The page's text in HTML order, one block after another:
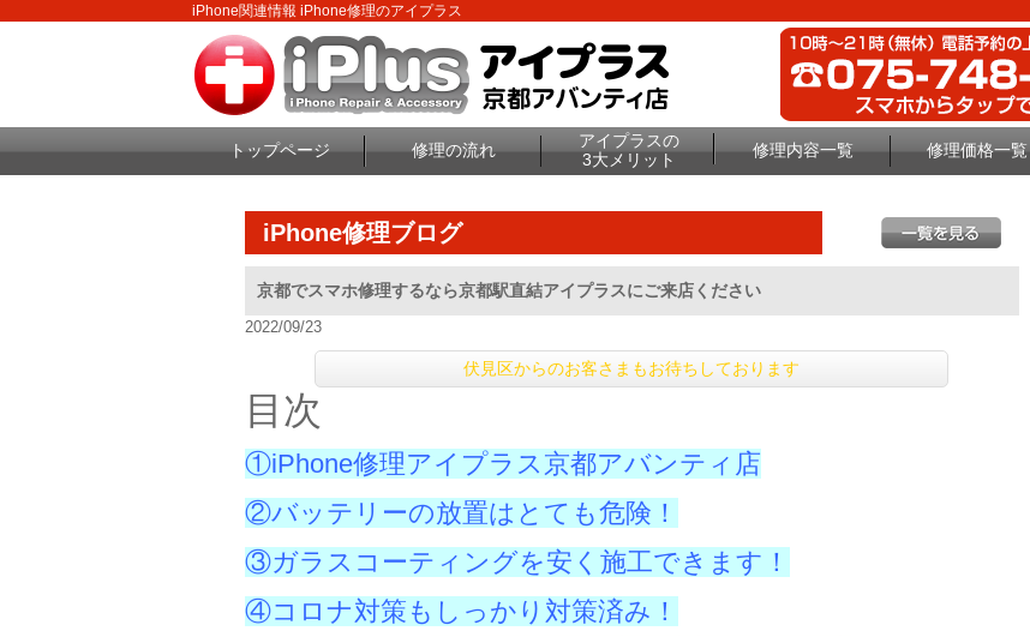
iPhone関連情報 iPhone修理のアイプラス
トップページ 修理の流れ
アイプラスの
3大メリット
修理内容一覧 修理価格一覧
iPhone修理ブログ
京都でスマホ修理するなら京都駅直結アイプラスにご来店ください
2022/09/23
伏見区からのお客さまもお待ちしております
目次
①iPhone修理アイプラス京都アバンティ店
②バッテリーの放置はとても危険！
③ガラスコーティングを安く施工できます！
④コロナ対策もしっかり対策済み！